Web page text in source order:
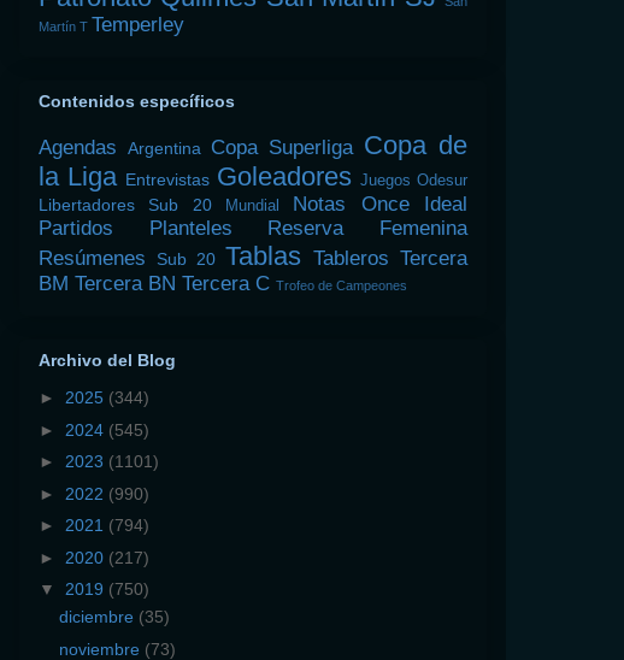
Martín T Temperley
Contenidos específicos
Agendas Argentina Copa Superliga Copa de
la Liga Entrevistas Goleadores Juegos Odesur
Libertadores Sub 20 Mundial Notas
Once Ideal
Partidos
Planteles
Reserva Femenina
Resúmenes
Sub 20 Tablas Tableros Tercera
BM Tercera BN Tercera C Trofeo de Campeones
Archivo del Blog
► 2025 (344)
► 2024 (545)
► 2023 (1101)
► 2022 (990)
► 2021 (794)
► 2020 (217)
▼ 2019 (750)
diciembre (35)
noviembre (73)